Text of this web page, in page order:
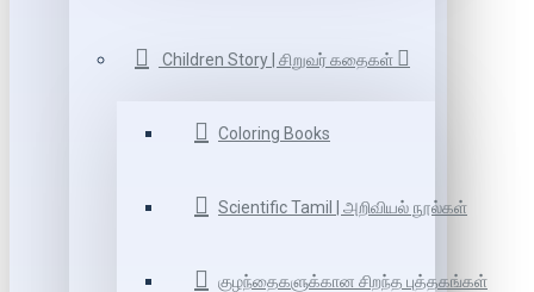
Children Story | சிறுவர் கதைகள்
Coloring Books
Scientific Tamil | அறிவியல் நூல்கள்
குழந்தைகளுக்கான சிறந்த புத்தகங்கள்